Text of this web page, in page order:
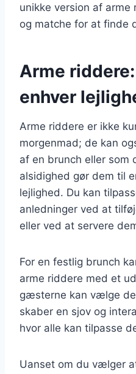
unikke version af
og matche for at finde
Arme
enhver
Arme riddere er ikke
morgenmad; de kan
af en brunch eller som
alsidighed gør dem til
lejlighed. Du kan
anledninger ved at
eller ved at servere
For en festlig brunch
arme riddere med et
gæsterne kan vælge
skaber en sjov og
hvor alle kan tilpasse
Uanset om du vælger